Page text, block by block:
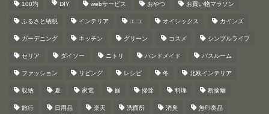
100均 DIY webサービス おやつ お買い物マラソン
ふるさと納税 インテリア エコ オイシックス カインズ
ガーデニング キッチン グリーン コスメ シンプルライフ
セリア ダイソー ニトリ ハンドメイド バスルーム
ファッション リビング レシピ 冬 北欧インテリア
収納 夏 家電 庭 掃除 料理 断捨離
旅行 日用品 楽天 洗面所 消臭 無印良品